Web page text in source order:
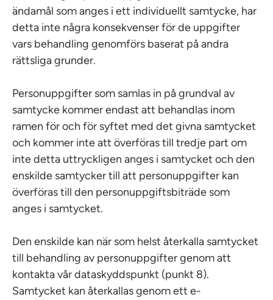
ändamål som anges i ett individuellt samtycke, har
detta inte några konsekvenser för de uppgifter
vars behandling genomförs baserat på andra
rättsliga grunder.
Personuppgifter som samlas in på grundval av
samtycke kommer endast att behandlas inom
ramen för och för syftet med det givna samtycket
och kommer inte att överföras till tredje part om
inte detta uttryckligen anges i samtycket och den
enskilde samtycker till att personuppgifter kan
överföras till den personuppgiftsbiträde som
anges i samtycket.
Den enskilde kan när som helst återkalla samtycket
till behandling av personuppgifter genom att
kontakta vår dataskyddspunkt (punkt 8).
Samtycket kan återkallas genom ett e-